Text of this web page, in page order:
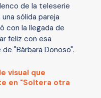
de la teleserie
sólida pareja
con la llegada de
feliz con esa
"Bárbara Donoso".
visual que
en "Soltera otra